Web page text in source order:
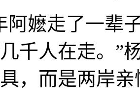
嬷走了一辈子
千人在走。”
，而是两岸